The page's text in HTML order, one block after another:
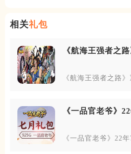
相关礼包
《航海王强者之
《航海王强者之路
《一品官老爷》
《一品官老爷》22